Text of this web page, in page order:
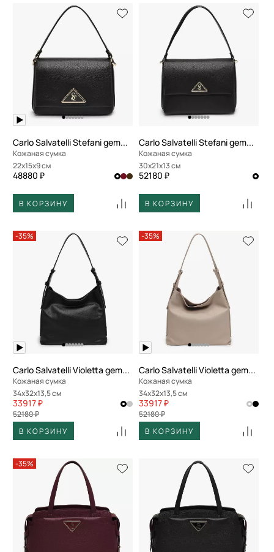
Carlo Salvatelli Stefani gemma
Кожаная сумка
22x15x9 см
48880 ₽
В КОРЗИНУ
Carlo Salvatelli Stefani gemma
Кожаная сумка
30x21x13 см
52180 ₽
В КОРЗИНУ
-35%
Carlo Salvatelli Violetta gemma
Кожаная сумка
34x32x13,5 см
33917 ₽
52180 ₽
В КОРЗИНУ
-35%
Carlo Salvatelli Violetta gemma
Кожаная сумка
34x32x13,5 см
33917 ₽
52180 ₽
В КОРЗИНУ
-35%